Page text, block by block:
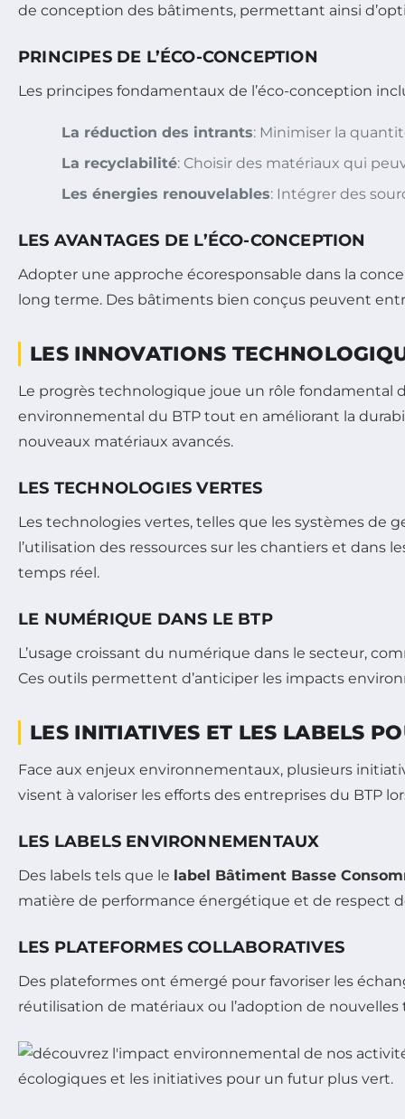
de conception des bâtiments, permettant ainsi
PRINCIPES DE L’ÉCO-CONCEPTION
Les principes fondamentaux de l’éco-conception
La réduction des intrants: Minimiser la
La recyclabilité: Choisir des matériaux qui
Les énergies renouvelables: Intégrer des
LES AVANTAGES DE L’ÉCO-CONCEPTION
Adopter une approche écoresponsable dans la
long terme. Des bâtiments bien conçus peuvent
LES INNOVATIONS
Le progrès technologique joue un rôle fondamental
environnemental du BTP tout en améliorant la
nouveaux matériaux avancés.
LES TECHNOLOGIES VERTES
Les technologies vertes, telles que les systèmes de
l’utilisation des ressources sur les chantiers et dans
temps réel.
LE NUMÉRIQUE DANS LE BTP
L’usage croissant du numérique dans le secteur,
Ces outils permettent d’anticiper les impacts
LES INITIATIVES ET LES LABELS
Face aux enjeux environnementaux, plusieurs
visent à valoriser les efforts des entreprises du BTP
LES LABELS ENVIRONNEMENTAUX
Des labels tels que le label Bâtiment Basse
matière de performance énergétique et de respect
LES PLATEFORMES COLLABORATIVES
Des plateformes ont émergé pour favoriser les
réutilisation de matériaux ou l’adoption de